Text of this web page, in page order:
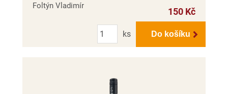
Foltýn Vladimír
150 Kč
Počet
ks
Do košíku